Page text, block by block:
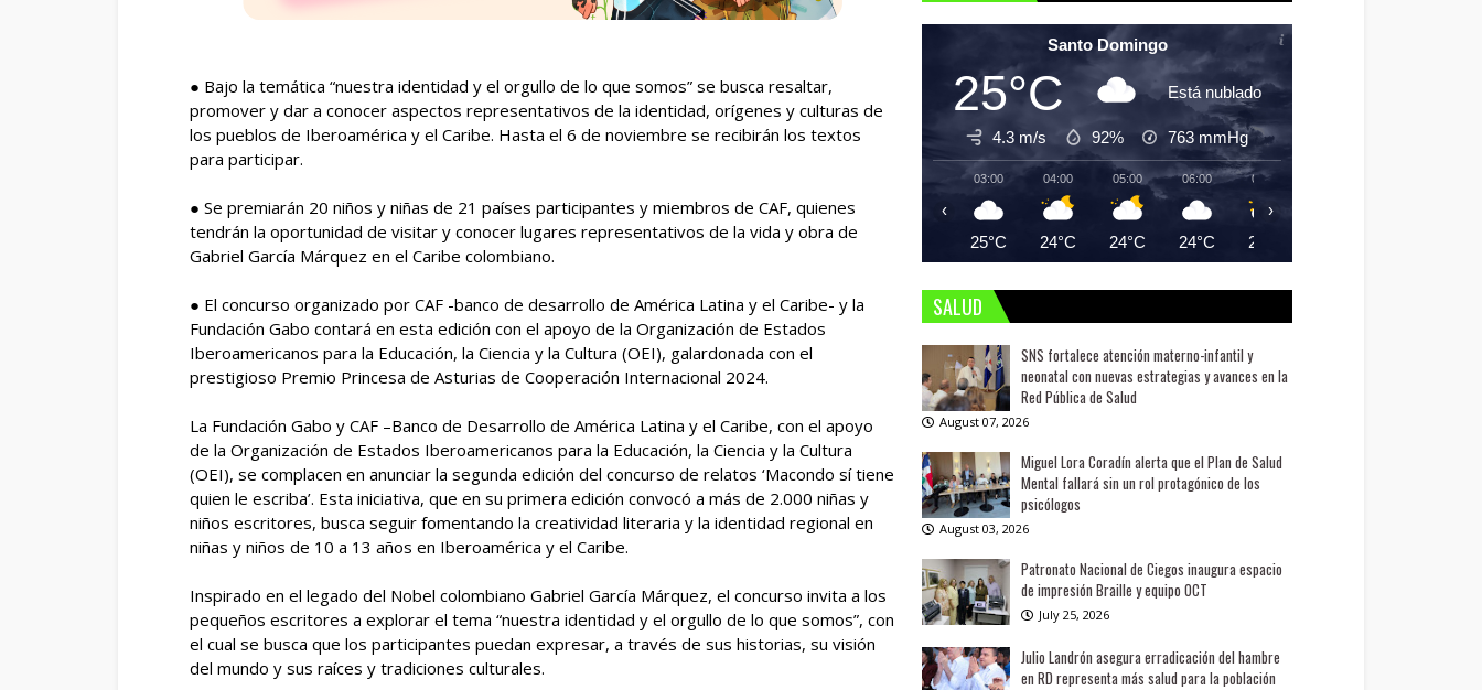
● Bajo la temática “nuestra identidad y el orgullo de lo que somos” se busca resaltar,
promover y dar a conocer aspectos representativos de la identidad, orígenes y culturas de
los pueblos de Iberoamérica y el Caribe. Hasta el 6 de noviembre se recibirán los textos
para participar.
● Se premiarán 20 niños y niñas de 21 países participantes y miembros de CAF, quienes
tendrán la oportunidad de visitar y conocer lugares representativos de la vida y obra de
Gabriel García Márquez en el Caribe colombiano.
● El concurso organizado por CAF -banco de desarrollo de América Latina y el Caribe- y la
Fundación Gabo contará en esta edición con el apoyo de la Organización de Estados
Iberoamericanos para la Educación, la Ciencia y la Cultura (OEI), galardonada con el
prestigioso Premio Princesa de Asturias de Cooperación Internacional 2024.
La Fundación Gabo y CAF –Banco de Desarrollo de América Latina y el Caribe, con el apoyo
de la Organización de Estados Iberoamericanos para la Educación, la Ciencia y la Cultura
(OEI), se complacen en anunciar la segunda edición del concurso de relatos ‘Macondo sí tiene
quien le escriba’. Esta iniciativa, que en su primera edición convocó a más de 2.000 niñas y
niños escritores, busca seguir fomentando la creatividad literaria y la identidad regional en
niñas y niños de 10 a 13 años en Iberoamérica y el Caribe.
Inspirado en el legado del Nobel colombiano Gabriel García Márquez, el concurso invita a los
pequeños escritores a explorar el tema “nuestra identidad y el orgullo de lo que somos”, con
el cual se busca que los participantes puedan expresar, a través de sus historias, su visión
del mundo y sus raíces y tradiciones culturales.
Santo Domingo
25°C Está nublado
4.3 m/s 92% 763 mmHg
03:00
25°C
04:00
24°C
05:00
24°C
06:00
24°C
07:00
25°C
‹ ›
SALUD
SNS fortalece atención materno-infantil y
neonatal con nuevas estrategias y avances en la
Red Pública de Salud
August 07, 2026
Miguel Lora Coradín alerta que el Plan de Salud
Mental fallará sin un rol protagónico de los
psicólogos
August 03, 2026
Patronato Nacional de Ciegos inaugura espacio
de impresión Braille y equipo OCT
July 25, 2026
Julio Landrón asegura erradicación del hambre
en RD representa más salud para la población